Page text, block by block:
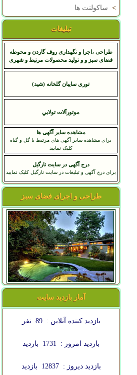
> ساکولنت ها
تبلیغات
طراحی ،اجرا و نگهداری روف گاردن و محوطه
فضای سبز و و تولید محصولات مرتبط و شهری
توری سایبان گلخانه (شید)
موتورآلات تولايي
مشاهده سایر آگهی ها
برای مشاهده سایر آگهی های مرتبط با گل و گیاه
کلیک نمایید
درج آگهی در سایت نارگیل
برای درج آگهی و تبلیغات در سایت نارگیل کلیک نمایید
طراحی و اجرای فضای سبز
آمار بازدید سایت
بازدید کننده آنلاین : 89 نفر
بازدید امروز : 1731 بازدید
بازدید دیروز : 12837 بازدید